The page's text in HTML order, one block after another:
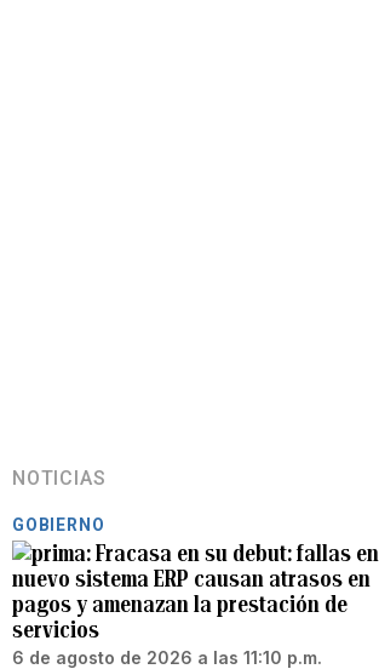
NOTICIAS
GOBIERNO
Fracasa en su debut: fallas en
nuevo sistema ERP causan atrasos en
pagos y amenazan la prestación de
servicios
6 de agosto de 2026 a las 11:10 p.m.